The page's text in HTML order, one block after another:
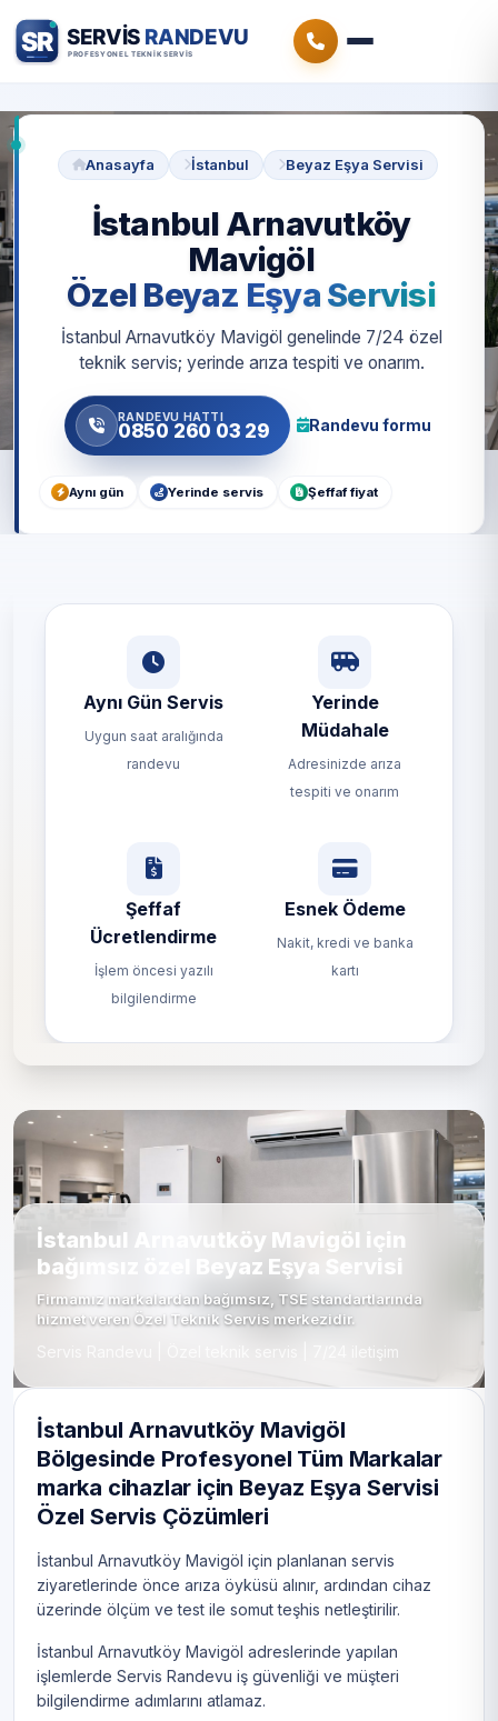
Anasayfa İstanbul Beyaz Eşya Servisi
İstanbul Arnavutköy
Mavigöl
Özel Beyaz Eşya Servisi
İstanbul Arnavutköy Mavigöl genelinde 7/24 özel
teknik servis; yerinde arıza tespiti ve onarım.
RANDEVU HATTI
0850 260 03 29 Randevu formu
Aynı gün Yerinde servis Şeffaf fiyat
Aynı Gün Servis
Uygun saat aralığında
randevu
Yerinde
Müdahale
Adresinizde arıza
tespiti ve onarım
Şeffaf
Ücretlendirme
İşlem öncesi yazılı
bilgilendirme
Esnek Ödeme
Nakit, kredi ve banka
kartı
İstanbul Arnavutköy Mavigöl için
bağımsız özel Beyaz Eşya Servisi
Firmamız markalardan bağımsız, TSE standartlarında
hizmet veren Özel Teknik Servis merkezidir.
Servis Randevu | Özel teknik servis | 7/24 iletişim
İstanbul Arnavutköy Mavigöl
Bölgesinde Profesyonel Tüm Markalar
marka cihazlar için Beyaz Eşya Servisi
Özel Servis Çözümleri
İstanbul Arnavutköy Mavigöl için planlanan servis
ziyaretlerinde önce arıza öyküsü alınır, ardından cihaz
üzerinde ölçüm ve test ile somut teşhis netleştirilir.
İstanbul Arnavutköy Mavigöl adreslerinde yapılan
işlemlerde Servis Randevu iş güvenliği ve müşteri
bilgilendirme adımlarını atlamaz.